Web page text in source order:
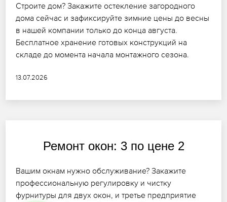
Строите дом? Закажите остекление загородного
дома сейчас и зафиксируйте зимние цены до весны
в нашей компании только до конца августа.
Бесплатное хранение готовых конструкций на
складе до момента начала монтажного сезона.
13.07.2026
Ремонт окон: 3 по цене 2
Вашим окнам нужно обслуживание? Закажите
профессиональную регулировку и чистку
фурнитуры для двух окон, и третье предприятие